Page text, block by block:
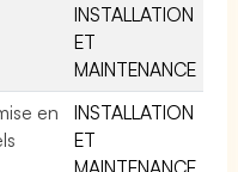
INSTALLATION
ET
MAINTENANCE
en
INSTALLATION
ET
MAINTENANCE